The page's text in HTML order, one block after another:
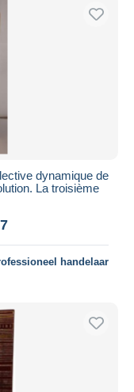
dynamique de
La troisième
handelaar